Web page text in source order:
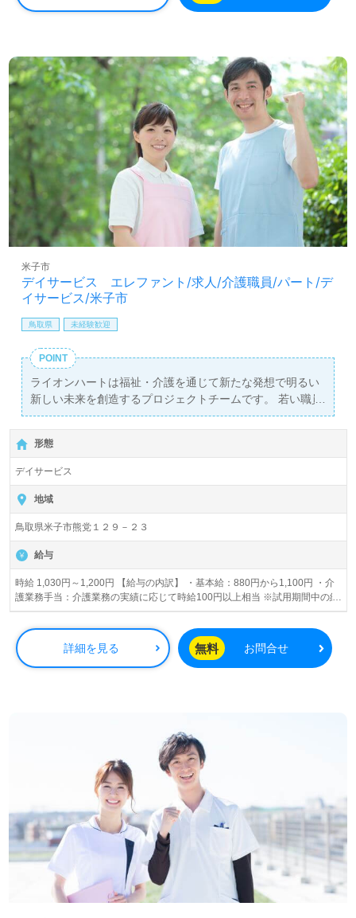
デイサービス エレファント/求人/介護職員/パート/デ
イサービス/米子市
米子市
鳥取県 未経験歓迎
POINT
ライオンハートは福祉・介護を通じて新たな発想で明るい
新しい未来を創造するプロジェクトチームです。 若い職員
世代のスタッフが多く、明るく・活気のある職場です！ 活
気ある職場で一緒に働いてみませんか？
形態
デイサービス
地域
鳥取県米子市熊党１２９－２３
給与
時給 1,030円～1,200円 【給与の内訳】 ・基本給：880円から1,100円 ・介
護業務手当：介護業務の実績に応じて時給100円以上相当 ※試用期間中の給
与の変動無し
詳細を見る 無料 お問合せ